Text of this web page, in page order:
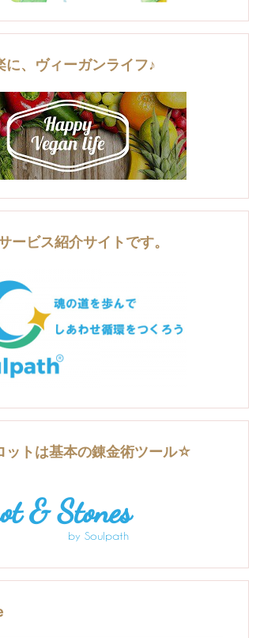
に、ヴィーガンライフ♪
ービス紹介サイトです。
ットは基本の錬金術ツール☆